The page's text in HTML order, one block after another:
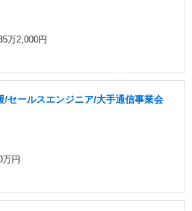
万2,000円
/セールスエンジニア/大手通信事業会
円